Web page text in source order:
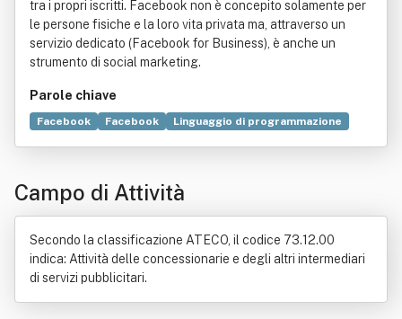
tra i propri iscritti. Facebook non è concepito solamente per
le persone fisiche e la loro vita privata ma, attraverso un
servizio dedicato (Facebook for Business), è anche un
strumento di social marketing.
Parole chiave
Facebook Facebook
Linguaggio di programmazione
Offerta
Piattaforma Social network
Compravendita
Titolo (finanza)
Campo di Attività
Secondo la classificazione ATECO, il codice 73.12.00
indica: Attività delle concessionarie e degli altri intermediari
di servizi pubblicitari.